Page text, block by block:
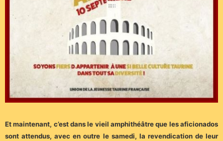
Et maintenant, c’est dans le vieil amphithéâtre que les aficionados
sont attendus, avec en outre le samedi, la revendication de leur